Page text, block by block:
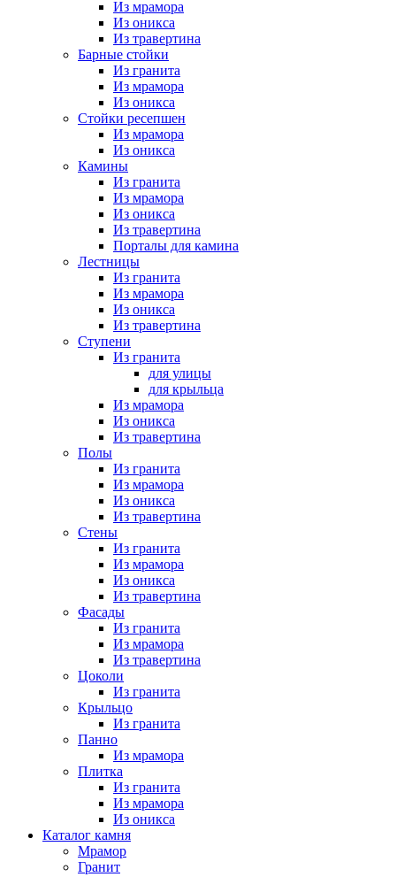
Из мрамора
Из оникса
Из травертина
Барные стойки
Из гранита
Из мрамора
Из оникса
Стойки ресепшен
Из мрамора
Из оникса
Камины
Из гранита
Из мрамора
Из оникса
Из травертина
Порталы для камина
Лестницы
Из гранита
Из мрамора
Из оникса
Из травертина
Ступени
Из гранита
для улицы
для крыльца
Из мрамора
Из оникса
Из травертина
Полы
Из гранита
Из мрамора
Из оникса
Из травертина
Стены
Из гранита
Из мрамора
Из оникса
Из травертина
Фасады
Из гранита
Из мрамора
Из травертина
Цоколи
Из гранита
Крыльцо
Из гранита
Панно
Из мрамора
Плитка
Из гранита
Из мрамора
Из оникса
Каталог камня
Мрамор
Гранит